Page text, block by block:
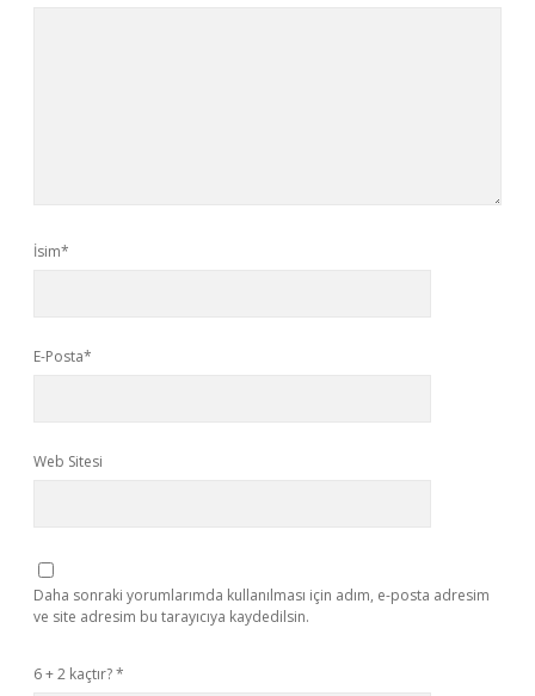
İsim*
E-Posta*
Web Sitesi
Daha sonraki yorumlarımda kullanılması için adım, e-posta adresim
ve site adresim bu tarayıcıya kaydedilsin.
6 + 2 kaçtır?*